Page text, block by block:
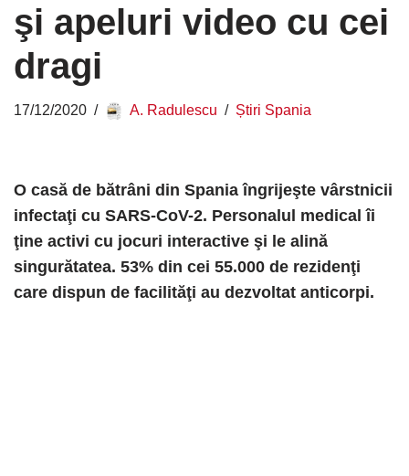
şi apeluri video cu cei
dragi
17/12/2020 A. Radulescu Știri Spania
O casă de bătrâni din Spania îngrijeşte vârstnicii
infectaţi cu SARS-CoV-2. Personalul medical îi
ţine activi cu jocuri interactive şi le alină
singurătatea. 53% din cei 55.000 de rezidenţi
care dispun de facilităţi au dezvoltat anticorpi.